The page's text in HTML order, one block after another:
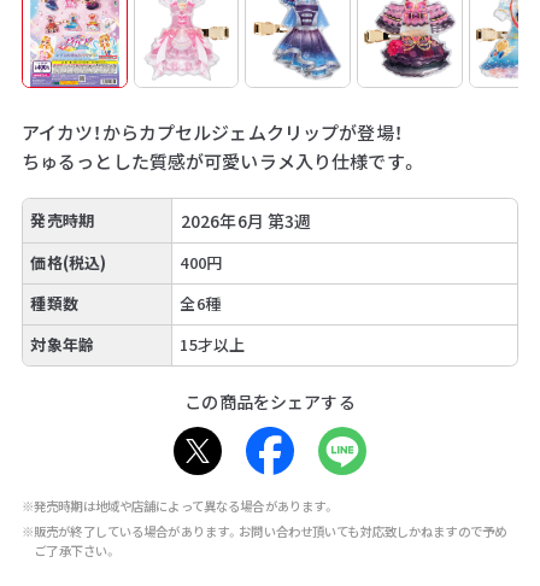
アイカツ！からカプセルジェムクリップが登場！
ちゅるっとした質感が可愛いラメ入り仕様です。
発売時期 2026年6月 第3週
価格(税込)
400円
種類数
全6種
対象年齢
15才以上
この商品をシェアする
※発売時期は地域や店舗によって異なる場合があります。
※販売が終了している場合があります。お問い合わせ頂いても対応致しかねますので予め
ご了承下さい。